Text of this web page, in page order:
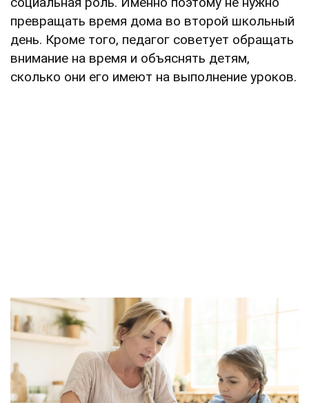
превращать время дома во второй школьный
день. Кроме того, педагог советует обращать
внимание на время и объяснять детям,
сколько они его имеют на выполнение уроков.